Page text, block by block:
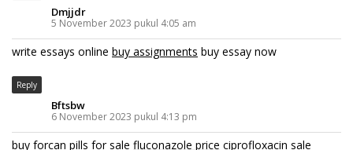
Dmjjdr
5 November 2023 pukul 4:05 am
write essays online buy assignments buy essay now
Reply
Bftsbw
6 November 2023 pukul 4:13 pm
buy forcan pills for sale fluconazole price ciprofloxacin sale